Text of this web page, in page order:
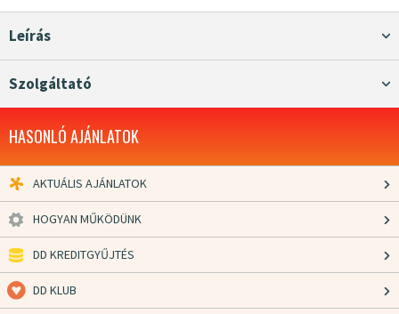
Leírás
Szolgáltató
HASONLÓ AJÁNLATOK
AKTUÁLIS AJÁNLATOK
HOGYAN MŰKÖDÜNK
DD KREDITGYŰJTÉS
DD KLUB